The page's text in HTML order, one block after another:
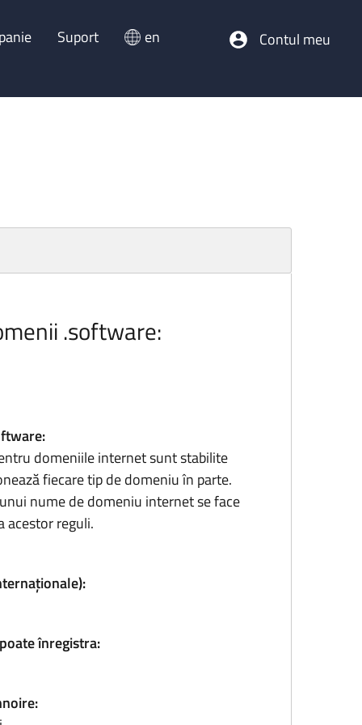
Suport en Contul meu
.software:
domeniile internet sunt stabilite
fiecare tip de domeniu în parte.
nume de domeniu internet se face
acestor reguli.
înregistra: